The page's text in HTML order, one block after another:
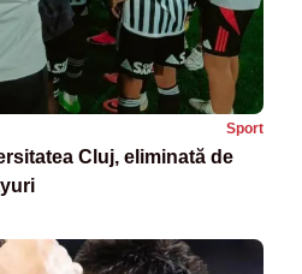
Sport
Cluj, eliminată de